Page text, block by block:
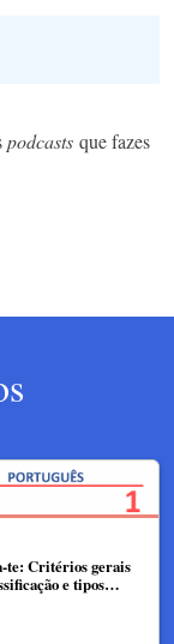
podcasts que fazes
te: Critérios gerais
e tipos…